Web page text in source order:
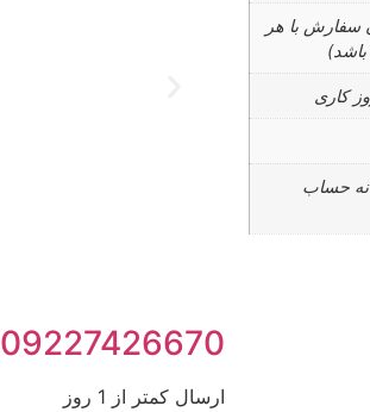
سفارش با هر
حساب
09227426670
ارسال کمتر از 1 روز